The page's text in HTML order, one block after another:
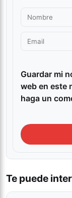
Guardar mi
web en este
haga un
Te puede